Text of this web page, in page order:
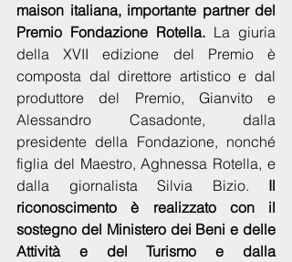
maison italiana, importante partner del
Premio Fondazione Rotella. La giuria
della XVII edizione del Premio è
composta dal direttore artistico e dal
produttore del Premio, Gianvito e
Alessandro Casadonte, dalla
presidente della Fondazione, nonché
figlia del Maestro, Aghnessa Rotella, e
dalla giornalista Silvia Bizio. Il
riconoscimento è realizzato con il
sostegno del Ministero dei Beni e delle
Attività e del Turismo e dalla